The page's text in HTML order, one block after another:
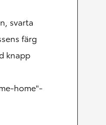
svarta
färg
knapp
home"-